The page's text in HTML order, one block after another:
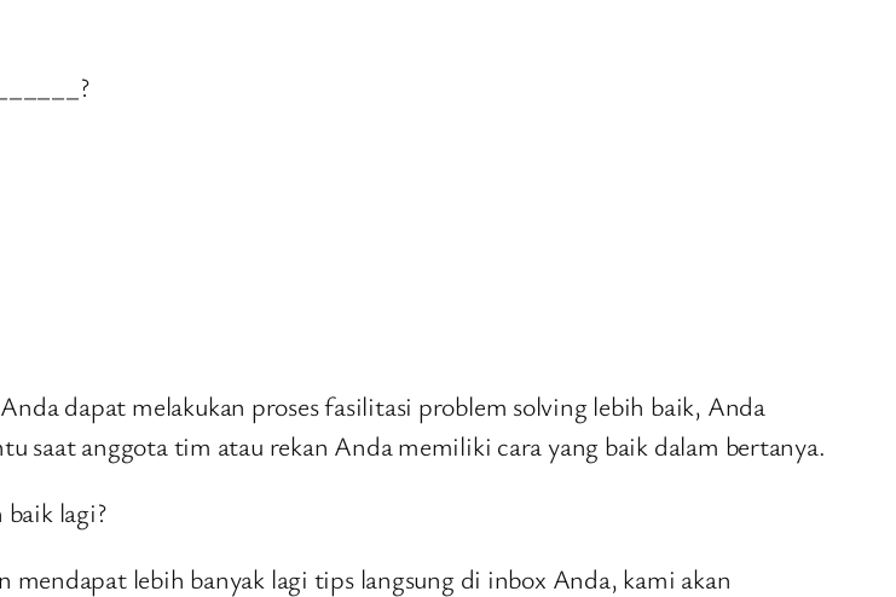
dapat melakukan proses fasilitasi problem solving lebih baik, Anda
saat anggota tim atau rekan Anda memiliki cara yang baik dalam bertanya.
lagi?
lebih banyak lagi tips langsung di inbox Anda, kami akan